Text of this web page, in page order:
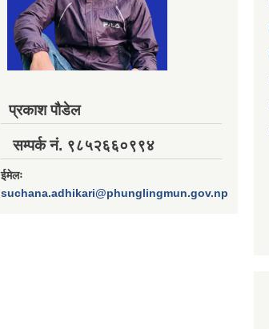
प्रकाश पौडेल
सम्पर्क नं. ९८५२६६०९९४
ईमेलः
suchana.adhikari@phunglingmun.gov.np